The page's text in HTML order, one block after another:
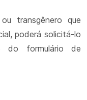
transgênero que
poderá solicitá-lo
do formulário de